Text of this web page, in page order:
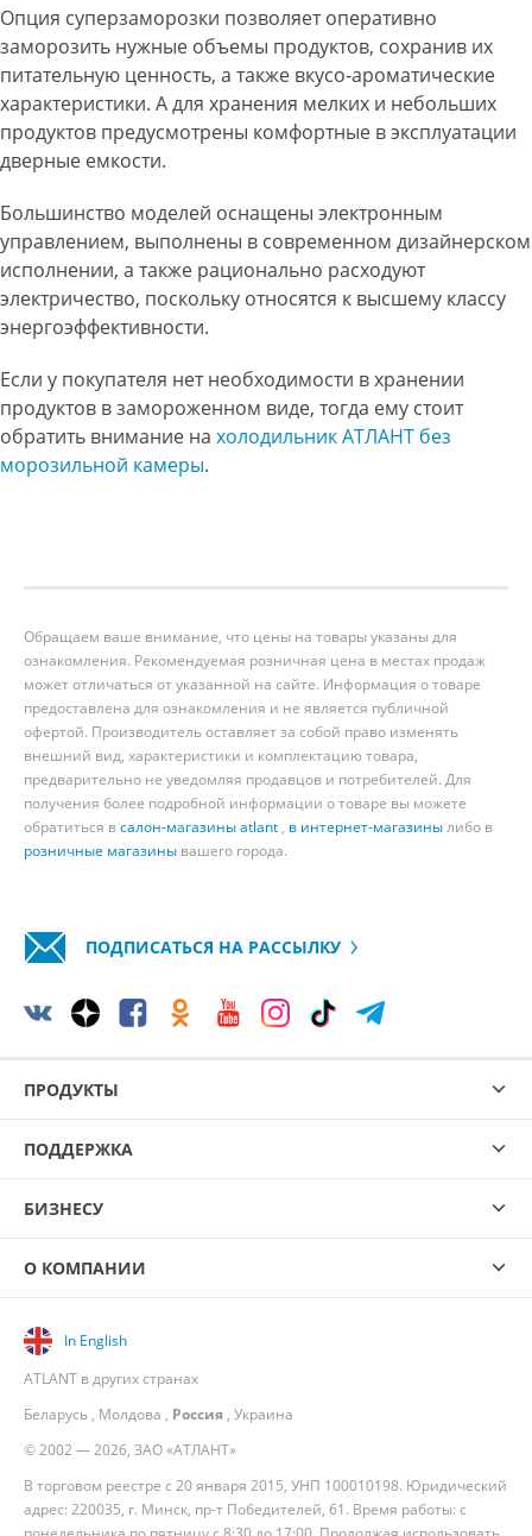
Опция суперзаморозки позволяет оперативно
заморозить нужные объемы продуктов, сохранив их
питательную ценность, а также вкусо-ароматические
характеристики. А для хранения мелких и небольших
продуктов предусмотрены комфортные в эксплуатации
дверные емкости.
Большинство моделей оснащены электронным
управлением, выполнены в современном дизайнерском
исполнении, а также рационально расходуют
электричество, поскольку относятся к высшему классу
энергоэффективности.
Если у покупателя нет необходимости в хранении
продуктов в замороженном виде, тогда ему стоит
обратить внимание на холодильник АТЛАНТ без
морозильной камеры.
Обращаем ваше внимание, что цены на товары указаны для
ознакомления. Рекомендуемая розничная цена в местах продаж
может отличаться от указанной на сайте. Информация о товаре
предоставлена для ознакомления и не является публичной
офертой. Производитель оставляет за собой право изменять
внешний вид, характеристики и комплектацию товара,
предварительно не уведомляя продавцов и потребителей. Для
получения более подробной информации о товаре вы можете
обратиться всалон-магазины atlant , в интернет-магазинылибо в
розничные магазины вашего города.
ПОДПИСАТЬСЯ НА РАССЫЛКУ
ПРОДУКТЫ
ПОДДЕРЖКА
БИЗНЕСУ
О КОМПАНИИ
© 2002 — 2026, ЗАО «АТЛАНТ»
В торговом реестре с 20 января 2015, УНП 100010198. Юридический
адрес: 220035, г. Минск, пр-т Победителей, 61. Время работы: с
In English
ATLANT в других странах
Беларусь , Молдова , Россия , Украина